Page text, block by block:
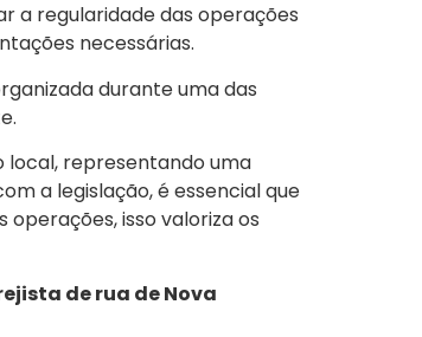
a regularidade das operações
necessárias.
durante uma das
local, representando uma
a legislação, é essencial que
isso valoriza os
de rua de Nova